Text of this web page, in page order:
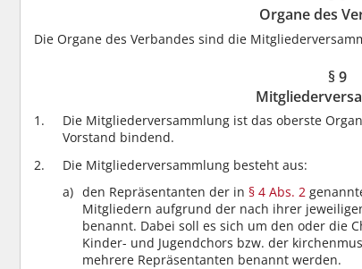
Organe des
Die Organe des Verbandes sind die
§ 9
Die Mitgliederversammlung ist das oberste
Vorstand bindend.
Die Mitgliederversammlung besteht aus:
den Repräsentanten der in § 4 Abs. 2
Mitgliedern aufgrund der nach ihrer
benannt. Dabei soll es sich um den oder die
Kinder- und Jugendchors bzw. der
mehrere Repräsentanten benannt werden.